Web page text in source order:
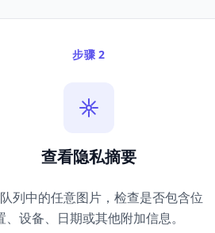
步骤 2
查看隐私摘要
列中的任意图片，检查是否包含位
、设备、日期或其他附加信息。